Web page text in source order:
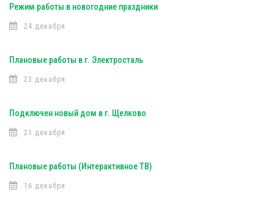
Режим работы в новогодние праздники
24 декабря
Плановые работы в г. Электросталь
23 декабря
Подключен новый дом в г. Щелково
21 декабря
Плановые работы (Интерактивное ТВ)
16 декабря